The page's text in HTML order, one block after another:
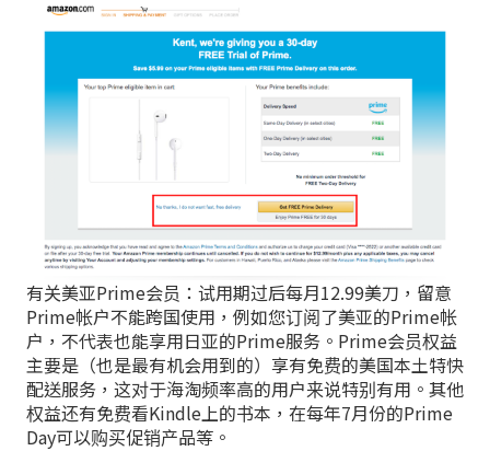
有关美亚Prime会员：试用期过后每月12.99美刀，留意
Prime帐户不能跨国使用，例如您订阅了美亚的Prime帐
户，不代表也能享用日亚的Prime服务。Prime会员权益
主要是（也是最有机会用到的）享有免费的美国本土特快
配送服务，这对于海淘频率高的用户来说特别有用。其他
权益还有免费看Kindle上的书本，在每年7月份的Prime
Day可以购买促销产品等。